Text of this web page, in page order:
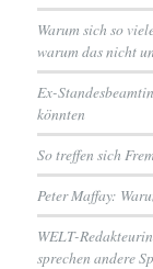
Warum sich so
warum das nicht
Ex-
könnten
So treffen sich
Peter Maffay:
WELT-
sprechen andere